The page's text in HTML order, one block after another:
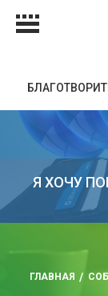
Я ХОЧУ
ГЛАВНАЯ